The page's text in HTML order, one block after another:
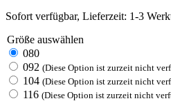
Sofort verfügbar, Lieferzeit: 1-3
Größe auswählen
080
092 (Diese Option ist zurzeit nicht
104 (Diese Option ist zurzeit nicht
116 (Diese Option ist zurzeit nicht